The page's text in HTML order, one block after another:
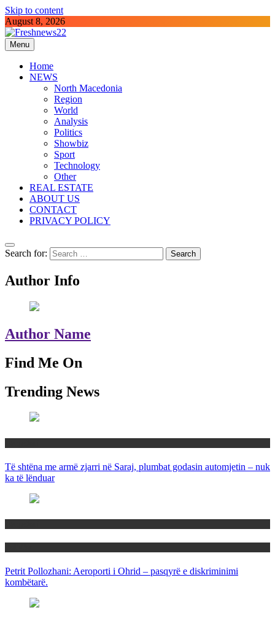
Skip to content
August 8, 2026
Freshnews22
Best News Website in North Macedonia
Menu
Home
NEWS
North Macedonia
Region
World
Analysis
Politics
Showbiz
Sport
Technology
Other
REAL ESTATE
ABOUT US
CONTACT
PRIVACY POLICY
Search for:
Author Info
Author Name
Find Me On
Trending News
Të shtëna me armë zjarri në Saraj, plumbat godasin automjetin – nuk
ka të lënduar
Petrit Pollozhani: Aeroporti i Ohrid – pasqyrë e diskriminimi
kombëtarë.